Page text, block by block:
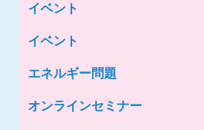
女性の家HELP ネットワークニュー
ス No.85
女性の家HELP ネットワークニュー
イベント
イベント
エネルギー問題
オンラインセミナー